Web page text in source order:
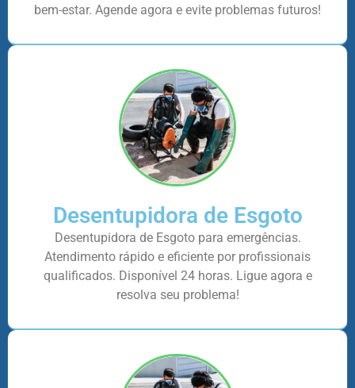
bem-estar. Agende agora e evite problemas futuros!
Desentupidora de Esgoto
Desentupidora de Esgoto para emergências.
Atendimento rápido e eficiente por profissionais
qualificados. Disponível 24 horas. Ligue agora e
resolva seu problema!